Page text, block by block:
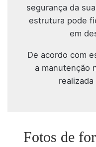
segurança da
estrutura pode
em
De acordo com
a manutenção
Fotos de